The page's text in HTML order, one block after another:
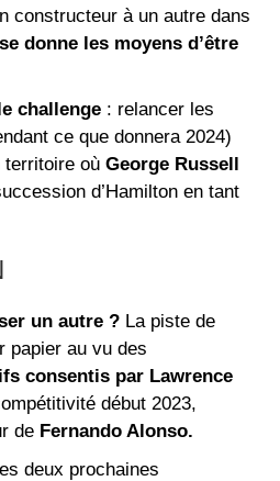
constructeur à un autre dans
donne les moyens d’être
challenge : relancer les
ce que donnera 2024)
territoire où George Russell
d’Hamilton en tant
un autre ? La piste de
papier au vu des
consentis par Lawrence
début 2023,
de Fernando Alonso.
deux prochaines